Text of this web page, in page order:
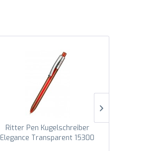
Ritter Pen Kugelschreiber
Elegance Transparent 15300